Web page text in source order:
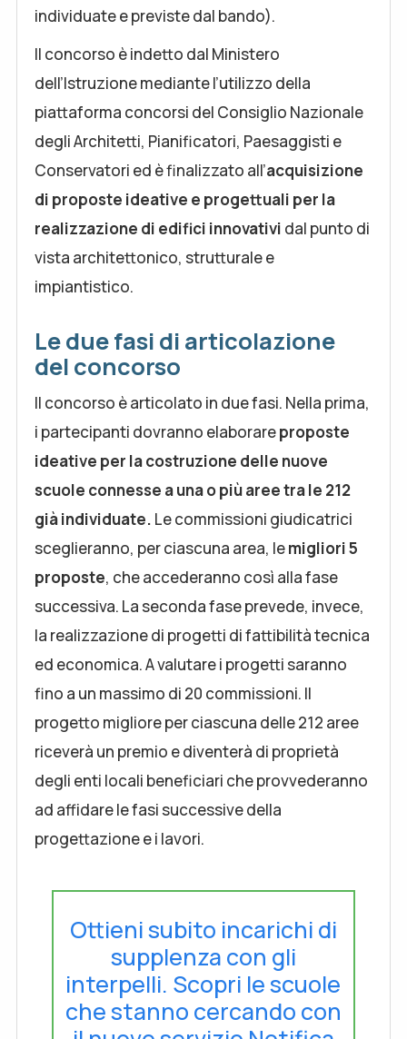
individuate e previste dal bando).
Il concorso è indetto dal Ministero
dell’Istruzione mediante l’utilizzo della
piattaforma concorsi del Consiglio Nazionale
degli Architetti, Pianificatori, Paesaggisti e
Conservatori ed è finalizzato all’acquisizione
di proposte ideative e progettuali per la
realizzazione di edifici innovativi dal punto di
vista architettonico, strutturale e
impiantistico.
Le due fasi di articolazione
del concorso
Il concorso è articolato in due fasi. Nella prima,
i partecipanti dovranno elaborareproposte
ideative per la costruzione delle nuove
scuole connesse a una o più aree tra le 212
già individuate. Le commissioni giudicatrici
sceglieranno, per ciascuna area, lemigliori 5
proposte, che accederanno così alla fase
successiva. La seconda fase prevede, invece,
la realizzazione di progetti di fattibilità tecnica
ed economica. A valutare i progetti saranno
fino a un massimo di 20 commissioni. Il
progetto migliore per ciascuna delle 212 aree
riceverà un premio e diventerà di proprietà
degli enti locali beneficiari che provvederanno
ad affidare le fasi successive della
progettazione e i lavori.
Ottieni subito incarichi di
supplenza con gli
interpelli. Scopri le scuole
che stanno cercando con